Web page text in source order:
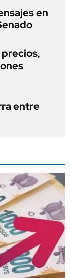
en
entre